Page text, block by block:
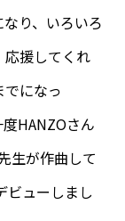
り、いろいろ
援してくれ
になっ
HANZOさん
生が作曲して
ビューしまし